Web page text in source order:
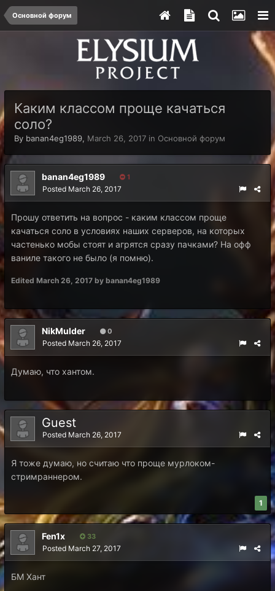
Основной форум
Каким классом проще качаться
соло?
By banan4eg1989, March 26, 2017 in Основной форум
banan4eg1989 1
Posted March 26, 2017
Прошу ответить на вопрос - каким классом проще
качаться соло в условиях наших серверов, на которых
частенько мобы стоят и агрятся сразу пачками? На офф
ваниле такого не было (я помню).
Edited March 26, 2017 by banan4eg1989
NikMulder 0
Posted March 26, 2017
Думаю, что хантом.
Guest
Posted March 26, 2017
Я тоже думаю, но считаю что проще мурлоком-
стримраннером.
1
Fen1x 33
Posted March 27, 2017
БМ Хант